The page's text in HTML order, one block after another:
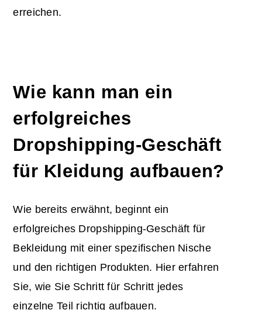
erreichen.
Wie kann man ein
erfolgreiches
Dropshipping-Geschäft
für Kleidung aufbauen?
Wie bereits erwähnt, beginnt ein
erfolgreiches Dropshipping-Geschäft für
Bekleidung mit einer spezifischen Nische
und den richtigen Produkten. Hier erfahren
Sie, wie Sie Schritt für Schritt jedes
einzelne Teil richtig aufbauen.